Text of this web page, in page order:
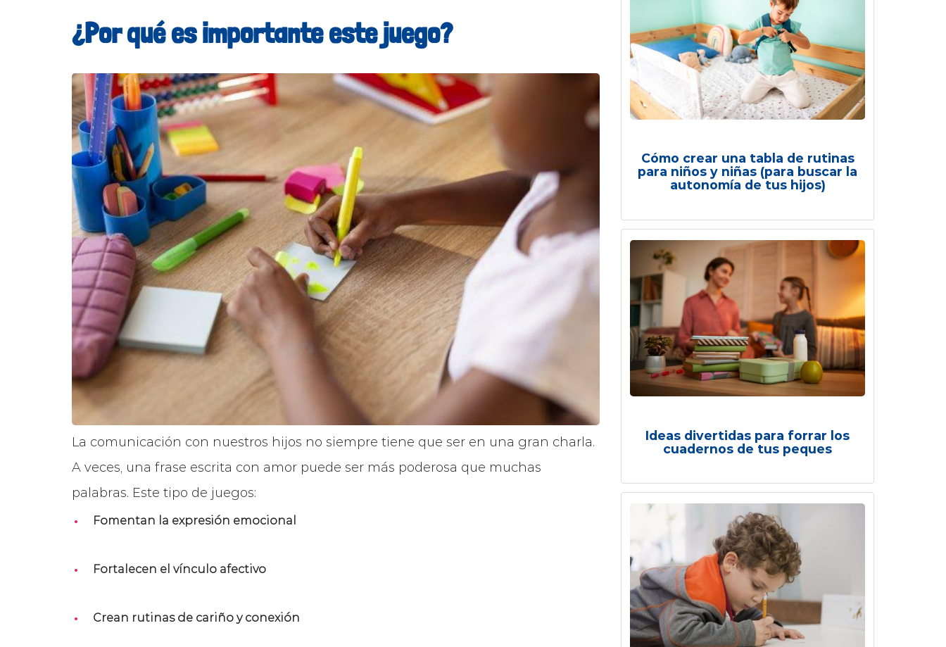
¿Por qué es importante este juego?
La comunicación con nuestros hijos no siempre tiene que ser en una gran charla.
A veces, una frase escrita con amor puede ser más poderosa que muchas
palabras. Este tipo de juegos:
Fomentan la expresión emocional
Fortalecen el vínculo afectivo
Crean rutinas de cariño y conexión
Cómo crear una tabla de rutinas
para niños y niñas (para buscar la
autonomía de tus hijos)
Ideas divertidas para forrar los
cuadernos de tus peques